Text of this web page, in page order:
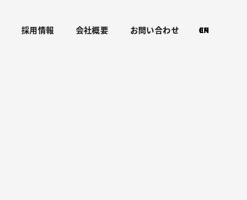
採用情報 会社概要 お問い合わせ EN
CN
JP